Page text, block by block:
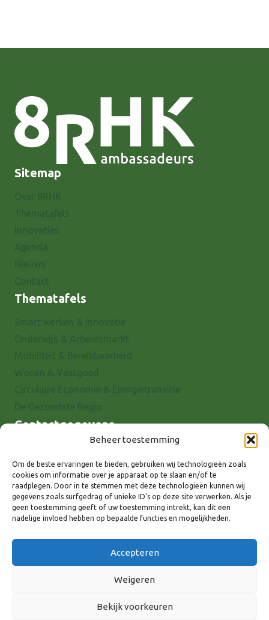
Beheer toestemming
Om de beste ervaringen te bieden, gebruiken wij technologieën zoals
cookies om informatie over je apparaat op te slaan en/of te
raadplegen. Door in te stemmen met deze technologieën kunnen wij
gegevens zoals surfgedrag of unieke ID's op deze site verwerken. Als je
geen toestemming geeft of uw toestemming intrekt, kan dit een
nadelige invloed hebben op bepaalde functies en mogelijkheden.
Accepteren
Weigeren
Bekijk voorkeuren
Sitemap
Thematafels
Contactgegevens
7001 EX Doetinchem
E-mail: info@8rhk.nl
Telefoonnummers
Privacyverklaring